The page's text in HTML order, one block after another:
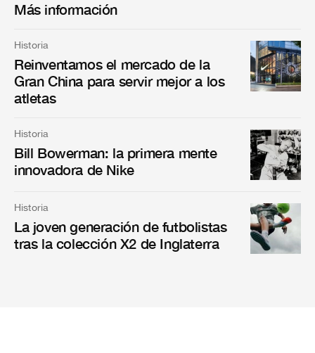
Más información
Historia
Reinventamos el mercado de la
Gran China para servir mejor a los
atletas
Historia
Bill Bowerman: la primera mente
innovadora de Nike
Historia
La joven generación de futbolistas
tras la colección X2 de Inglaterra